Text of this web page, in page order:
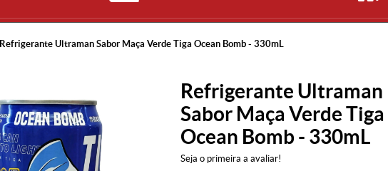
Refrigerante Ultraman Sabor Maça Verde Tiga Ocean Bomb - 330mL
Refrigerante Ultraman
Sabor Maça Verde Tiga
Ocean Bomb - 330mL
Seja o primeira a avaliar!